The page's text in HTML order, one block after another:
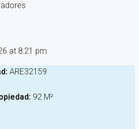
at 8:21 pm
ARE32159
92 M²